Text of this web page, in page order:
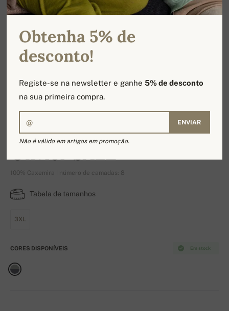
-17%
Olivier SALE
100% Caxemira | número de camadas: 8
Tabela de tamanhos
3XL
Em stock
CORES DISPONÍVEIS
Obtenha 5% de
desconto!
Registe-se na newsletter e ganhe5% de desconto
na sua primeira compra.
ENVIAR
Não é válido em artigos em promoção.